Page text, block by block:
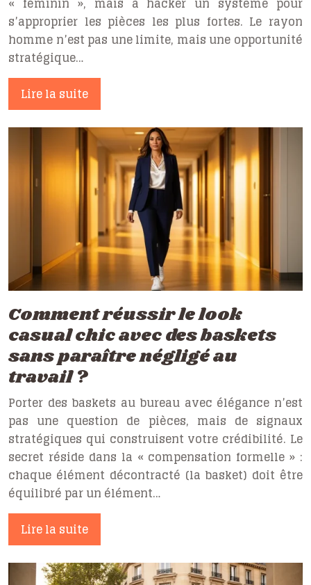
s’approprier les pièces les plus fortes. Le rayon
homme n’est pas une limite, mais une opportunité
stratégique…
Lire la suite
Comment réussir le look
casual chic avec des baskets
sans paraître négligé au
travail ?
Porter des baskets au bureau avec élégance n’est
pas une question de pièces, mais de signaux
stratégiques qui construisent votre crédibilité. Le
secret réside dans la « compensation formelle » :
chaque élément décontracté (la basket) doit être
équilibré par un élément…
Lire la suite